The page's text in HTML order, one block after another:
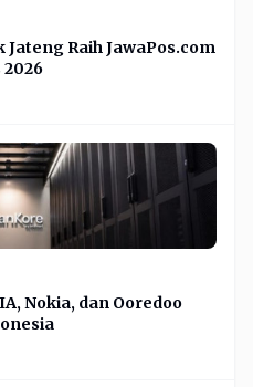
Raih JawaPos.com
Nokia, dan Ooredoo